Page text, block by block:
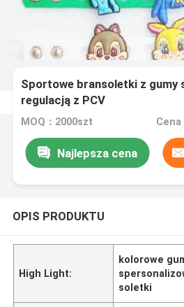
Sportowe bransoletki z gumy
regulacją z PCV
MOQ：2000szt
Najlepsza cena
OPIS PRODUKTU
High Light:
kolorowe
soletki